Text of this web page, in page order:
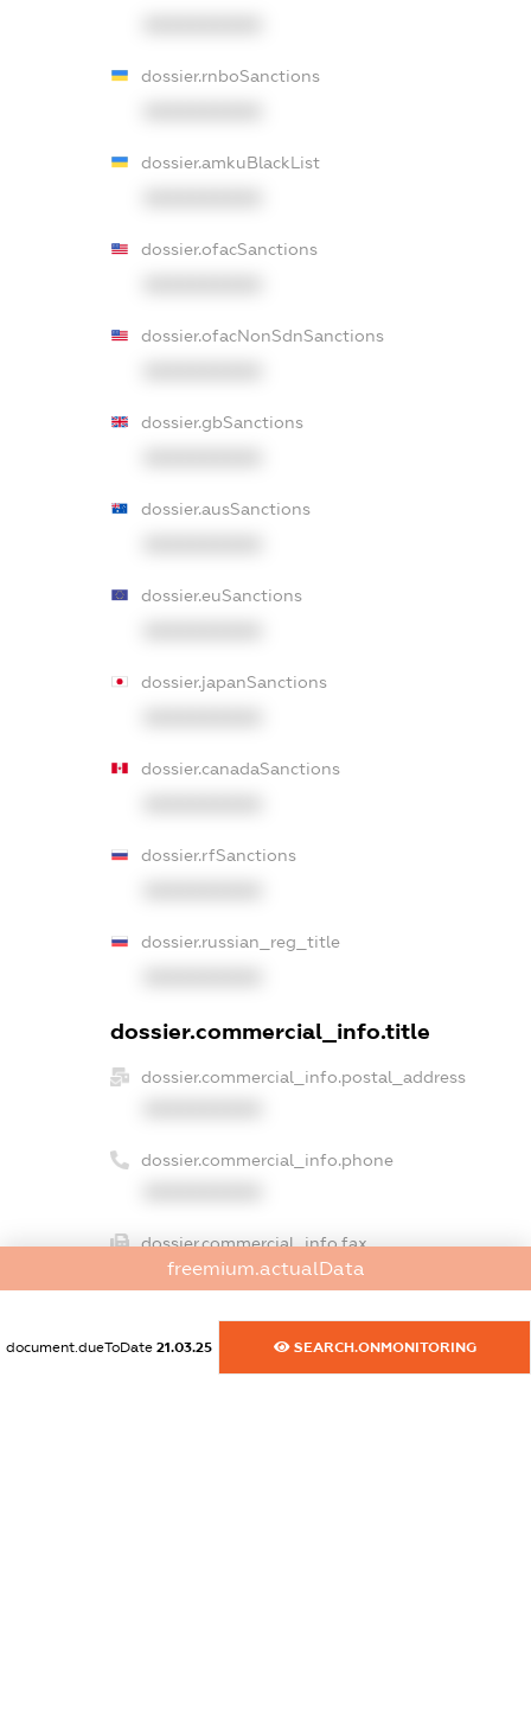
dossier.rnboSanctions
dossier.amkuBlackList
dossier.ofacSanctions
dossier.ofacNonSdnSanctions
dossier.gbSanctions
dossier.ausSanctions
dossier.euSanctions
dossier.japanSanctions
dossier.canadaSanctions
dossier.rfSanctions
dossier.russian_reg_title
dossier.commercial_info.title
dossier.commercial_info.postal_address
dossier.commercial_info.phone
dossier.commercial_info.fax
XXXXXXXXXX
dossier.commercial_info.email
XXXXXXXXXX
freemium.actualData
document.dueToDate 21.03.25 SEARCH.ONMONITORING